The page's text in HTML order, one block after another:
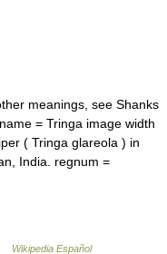
meanings, see Shanks
= Tringa image width
( Tringa glareola ) in
India. regnum =
Wikipedia Español